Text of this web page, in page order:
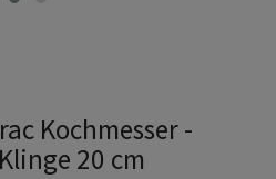
Kochmesser -
20 cm